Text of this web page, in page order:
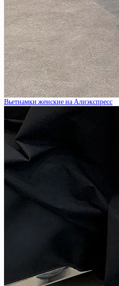
Вьетнамки женские на Алиэкспресс